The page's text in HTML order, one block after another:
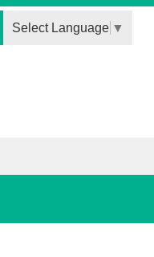
Select Language ▼